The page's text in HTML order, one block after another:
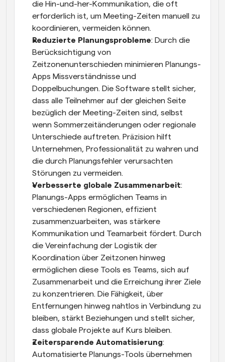
die Hin-und-her-Kommunikation, die oft
erforderlich ist, um Meeting-Zeiten manuell zu
koordinieren, vermeiden können.
Reduzierte Planungsprobleme: Durch die
Berücksichtigung von
Zeitzonenunterschieden minimieren Planungs-
Apps Missverständnisse und
Doppelbuchungen. Die Software stellt sicher,
dass alle Teilnehmer auf der gleichen Seite
bezüglich der Meeting-Zeiten sind, selbst
wenn Sommerzeitänderungen oder regionale
Unterschiede auftreten. Präzision hilft
Unternehmen, Professionalität zu wahren und
die durch Planungsfehler verursachten
Störungen zu vermeiden.
Verbesserte globale Zusammenarbeit:
Planungs-Apps ermöglichen Teams in
verschiedenen Regionen, effizient
zusammenzuarbeiten, was stärkere
Kommunikation und Teamarbeit fördert. Durch
die Vereinfachung der Logistik der
Koordination über Zeitzonen hinweg
ermöglichen diese Tools es Teams, sich auf
Zusammenarbeit und die Erreichung ihrer Ziele
zu konzentrieren. Die Fähigkeit, über
Entfernungen hinweg nahtlos in Verbindung zu
bleiben, stärkt Beziehungen und stellt sicher,
dass globale Projekte auf Kurs bleiben.
Zeitersparende Automatisierung:
Automatisierte Planungs-Tools übernehmen